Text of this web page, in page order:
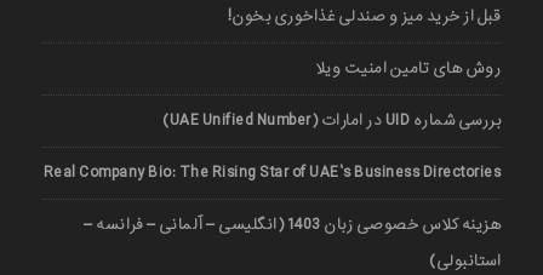
قبل از خرید میز و صندلی غذاخوری بخون!
روش های تامین امنیت ویلا
بررسی شماره UID در امارات (UAE Unified Number)
Real Company Bio: The Rising Star of UAE’s Business Directories
هزینه کلاس خصوصی زبان 1403 (انگلیسی – آلمانی – فرانسه –
استانبولی)